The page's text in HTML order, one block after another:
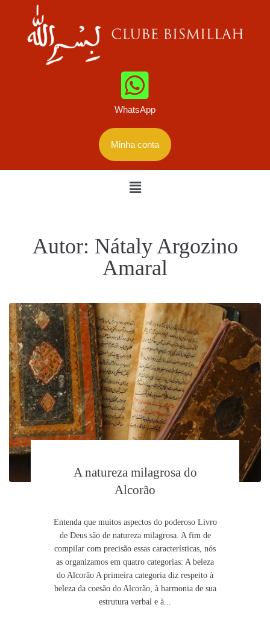
WhatsApp
Minha conta
Autor: Nátaly Argozino
Amaral
A natureza milagrosa do
Alcorão
Entenda que muitos aspectos do poderoso Livro
de Deus são de natureza milagrosa. A fim de
compilar com precisão essas características, nós
as organizamos em quatro categorias: A beleza
do Alcorão A primeira categoria diz respeito à
beleza da coesão do Alcorão, à harmonia de sua
estrutura verbal e à...